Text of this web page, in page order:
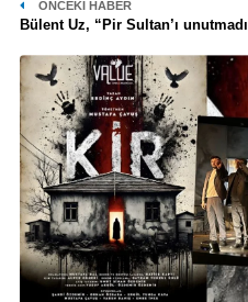
ÖNCEKI HABER
Bülent Uz, “Pir Sultan’ı